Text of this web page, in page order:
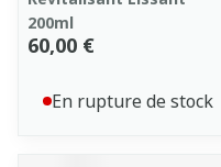
200ml
60,00 €
En rupture de stock